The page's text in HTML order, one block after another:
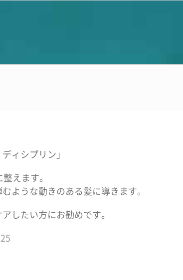
ィシプリン」
えます。
ような動きのある髪に導きます。
したい方にお勧めです。